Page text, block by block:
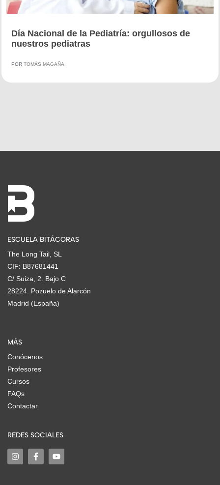
Día Nacional de la Pediatría: orgullosos de
nuestros pediatras
POR TOMÁS MAGAÑA
ESCUELA BITÁCORAS
The Long Tail, SL
CIF: B87681441
C/ Suiza, 2. Bajo C
28224. Pozuelo de Alarcón
Madrid (España)
MÁS
Conócenos
Profesores
Cursos
FAQs
Contactar
REDES SOCIALES